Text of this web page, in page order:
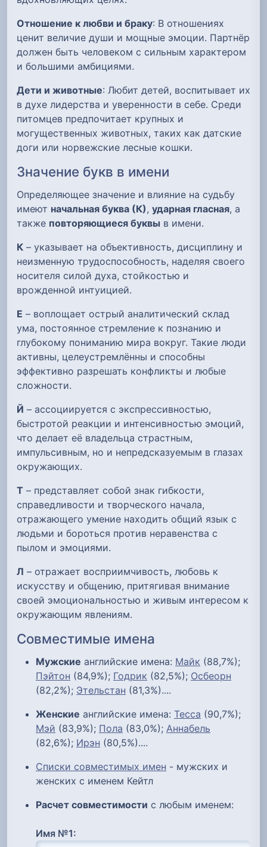
Отношение к любви и браку: В отношениях
ценит величие души и мощные эмоции. Партнёр
должен быть человеком с сильным характером
и большими амбициями.
Дети и животные: Любит детей, воспитывает их
в духе лидерства и уверенности в себе. Среди
питомцев предпочитает крупных и
могущественных животных, таких как датские
доги или норвежские лесные кошки.
Значение букв в имени
Определяющее значение и влияние на судьбу
имеют начальная буква (К), ударная гласная, а
также повторяющиеся буквы в имени.
К – указывает на объективность, дисциплину и
неизменную трудоспособность, наделяя своего
носителя силой духа, стойкостью и
врожденной интуицией.
Е – воплощает острый аналитический склад
ума, постоянное стремление к познанию и
глубокому пониманию мира вокруг. Такие люди
активны, целеустремлённы и способны
эффективно разрешать конфликты и любые
сложности.
Й – ассоциируется с экспрессивностью,
быстротой реакции и интенсивностью эмоций,
что делает её владельца страстным,
импульсивным, но и непредсказуемым в глазах
окружающих.
Т – представляет собой знак гибкости,
справедливости и творческого начала,
отражающего умение находить общий язык с
людьми и бороться против неравенства с
пылом и эмоциями.
Л – отражает восприимчивость, любовь к
искусству и общению, притягивая внимание
своей эмоциональностью и живым интересом к
окружающим явлениям.
Совместимые имена
Мужские английские имена: Майк (88,7%);
Пэйтон (84,9%); Годрик (82,5%); Осбеорн
(82,2%); Этельстан (81,3%)....
Женские английские имена: Тесса (90,7%);
Мэй (83,9%); Пола (83,0%); Аннабель
(82,6%); Ирэн (80,5%)....
Списки совместимых имен - мужских и
женских с именем Кейтл
Расчет совместимости с любым именем:
Имя №1: